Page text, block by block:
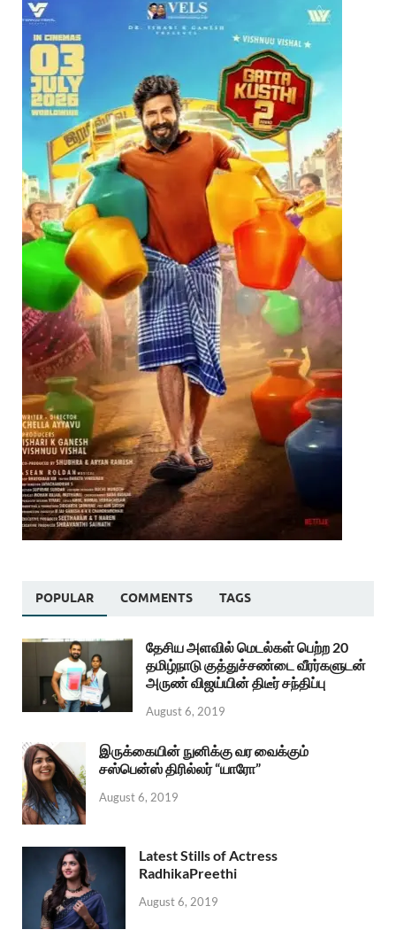
POPULAR COMMENTS TAGS
தேசிய அளவில் மெடல்கள் பெற்ற 20
தமிழ்நாடு குத்துச்சண்டை வீரர்களுடன்
அருண் விஜய்யின் திடீர் சந்திப்பு
August 6, 2019
இருக்கையின் நுனிக்கு வர வைக்கும்
சஸ்பென்ஸ் திரில்லர் “யாரோ”
August 6, 2019
Latest Stills of Actress
RadhikaPreethi
August 6, 2019